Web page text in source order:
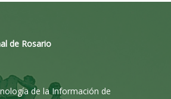
de Rosario
de la Información de